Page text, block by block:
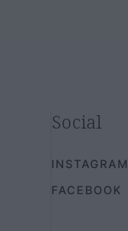
Social
INSTAGRAM
FACEBOOK